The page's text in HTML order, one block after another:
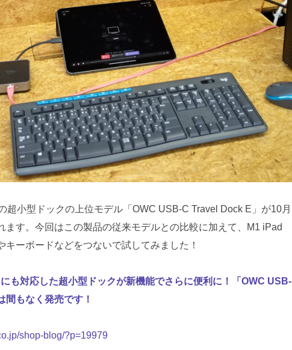
超小型ドックの上位モデル「OWC USB-C Travel Dock E」が10月
ます。今回はこの製品の従来モデルとの比較に加えて、M1 iPad
キーボードなどをつないで試してみました！
も対応した超小型ドックが新機能でさらに便利に！「OWC USB-
もなく発売です！
shop-blog/?p=19979